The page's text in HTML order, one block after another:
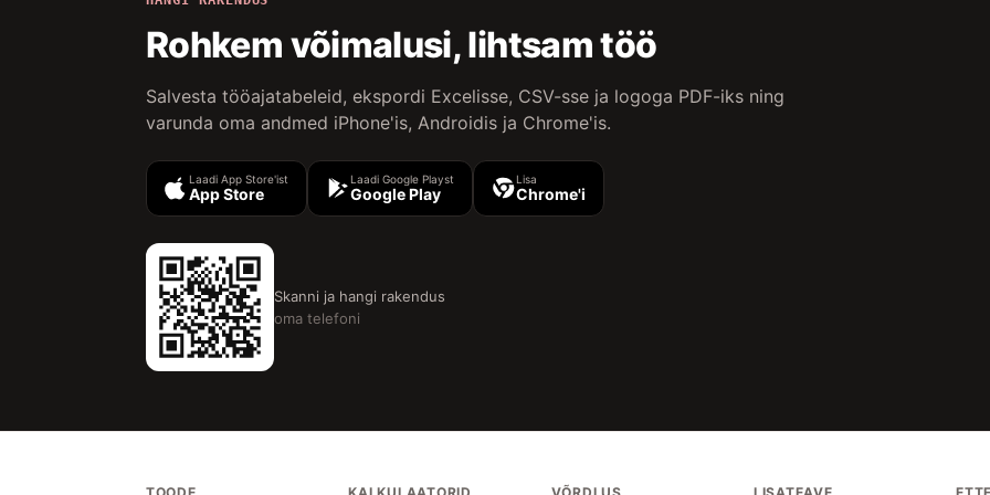
Rohkem võimalusi, lihtsam töö
Salvesta tööajatabeleid, ekspordi Excelisse, CSV-sse ja logoga PDF-iks ning
varunda oma andmed iPhone'is, Androidis ja Chrome'is.
Laadi App Store'ist
App Store
Laadi Google Playst
Google Play
Lisa
Chrome'i
Skanni ja hangi rakendus
oma telefoni